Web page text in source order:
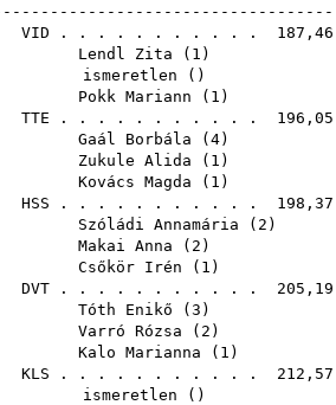
VID . . . . . . . . . . . 187,46
Lendl Zita ( 1 )
()
Pokk Mariann ( 1 )
TTE . . . . . . . . . . . 196,05
Gaál Borbála ( 4)
Zukule Alida ( 1 )
Kovács Magda ( 1 )
HSS . . . . . . . . . . . 198,37
Szóládi Annamária ( 2 )
Makai Anna ( 2 )
Csőkör Irén ( 1 )
DVT . . . . . . . . . . . 205,19
Tóth Enikő ( 3 )
Varró Rózsa ( 2 )
Kalo Marianna ( 1 )
KLS . . . . . . . . . . . 212,57
()